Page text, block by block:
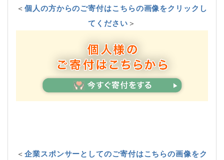
＜個人の方からのご寄付はこちらの画像をクリックし
てください＞
＜企業スポンサーとしてのご寄付はこちらの画像をク